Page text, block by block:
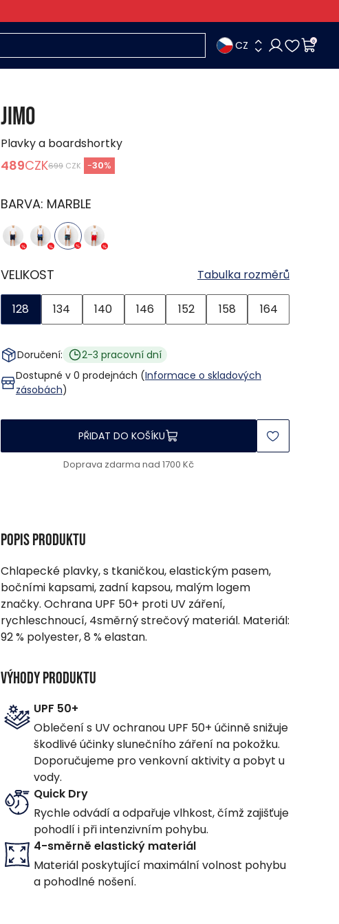
CZ 0
JIMO
Plavky a boardshortky
489CZK699 CZK -30%
BARVA: MARBLE
VELIKOST Tabulka rozměrů
128 134 140 146 152 158 164
Doručení:
2-3 pracovní dní
Dostupné v 0 prodejnách (Informace o skladových
zásobách)
PŘIDAT DO KOŠÍKU
Doprava zdarma nad 1700 Kč
Popis produktu
Chlapecké plavky, s tkaničkou, elastickým pasem,
bočními kapsami, zadní kapsou, malým logem
značky. Ochrana UPF 50+ proti UV záření,
rychleschnoucí, 4směrný strečový materiál. Materiál:
92 % polyester, 8 % elastan.
Výhody produktu
UPF 50+
Oblečení s UV ochranou UPF 50+ účinně snižuje
škodlivé účinky slunečního záření na pokožku.
Doporučujeme pro venkovní aktivity a pobyt u
vody.
Quick Dry
Rychle odvádí a odpařuje vlhkost, čímž zajišťuje
pohodlí i při intenzivním pohybu.
4-směrně elastický materiál
Materiál poskytující maximální volnost pohybu
a pohodlné nošení.